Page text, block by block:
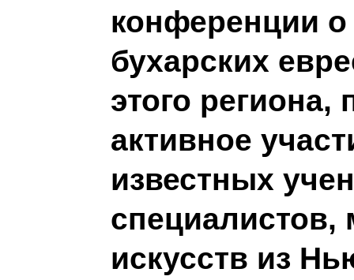
конференции
бухарских
этого региона,
активное
известных
специалистов,
искусств из